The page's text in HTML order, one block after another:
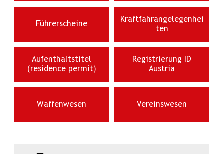
Führerscheine
Kraftfahrangelegenhei
ten
Aufenthaltstitel
(residence permit)
Registrierung ID
Austria
Waffenwesen Vereinswesen